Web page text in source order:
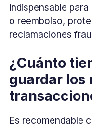
indispensable
o reembolso,
reclamaciones
¿Cuánto
guardar los
Es recomendable